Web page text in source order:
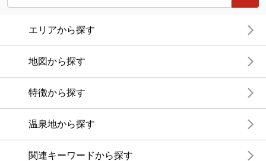
エリアから探す
地図から探す
特徴から探す
温泉地から探す
関連キーワードから探す